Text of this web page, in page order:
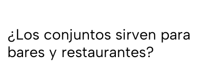
¿Los conjuntos sirven para
bares y restaurantes?